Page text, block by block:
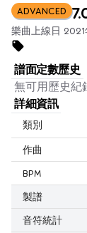
ADVANCED
樂曲上線日
譜面定數歷史
無可用歷史紀
詳細資訊
類別
作曲
BPM
製譜
音符統計